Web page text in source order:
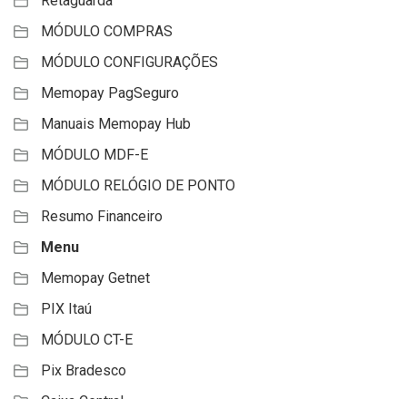
MÓDULO COMPRAS
MÓDULO CONFIGURAÇÕES
Memopay PagSeguro
Manuais Memopay Hub
MÓDULO MDF-E
MÓDULO RELÓGIO DE PONTO
Resumo Financeiro
Menu
Memopay Getnet
PIX Itaú
MÓDULO CT-E
Pix Bradesco